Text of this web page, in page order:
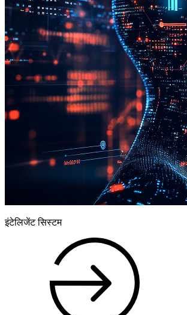
इंटेलिजेंट सिस्टम